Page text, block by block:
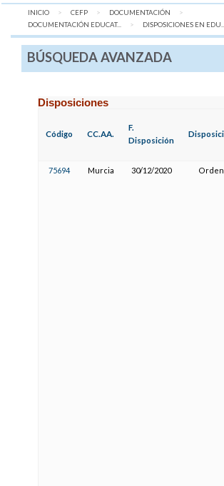
INICIO CEFP
DOCUMENTACIÓN
DOCUMENTACIÓN EDUCAT...
AQUÍ:
DISPOSICIONES EN EDU...
BÚSQUEDA AVANZADA
Disposiciones
Código CC.AA.
F.
Disposición
75694 Murcia 30/12/2020 Orden